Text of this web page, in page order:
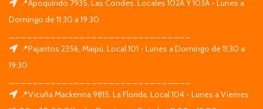
📍Apoquindo 7935, Las Condes. Locales 102A Y 103A - Lunes a
Domingo de 11:30 a 19:30
📍Pajaritos 2356, Maipú. Local 101 - Lunes a Domingo de 11:30 a
19:30
📍Vicuña Mackenna 9815, La Florida. Local 104 - Lunes a Viernes